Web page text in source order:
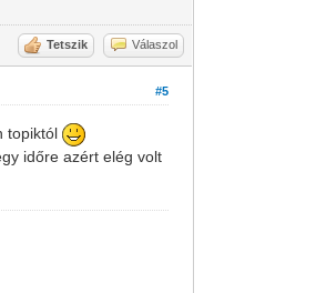
Tetszik Válaszol
#5
topiktól
időre azért elég volt